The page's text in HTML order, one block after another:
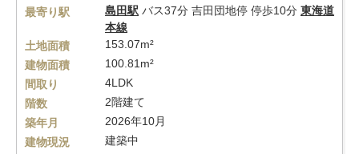
最寄り駅
島田駅 バス37分 吉田団地停 停歩10分 東海道
本線
土地面積
153.07m²
建物面積
100.81m²
間取り
4LDK
階数
2階建て
築年月
2026年10月
建物現況
建築中